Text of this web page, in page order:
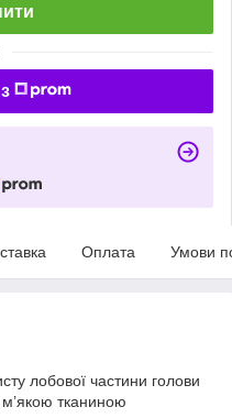
Оплата Умови
лобової частини голови
тканиною